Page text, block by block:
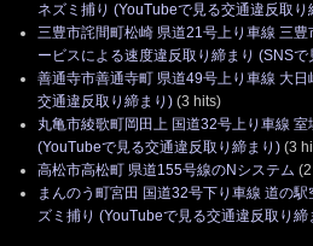
ネズミ捕り (YouTubeで見る交通違反取り
三豊市詫間町松崎 県道21号上り車線 三
ービスによる速度違反取り締まり (SNS
善通寺市善通寺町 県道49号上り車線 大
交通違反取り締まり) (3 hits)
丸亀市綾歌町岡田上 国道32号上り車線
(YouTubeで見る交通違反取り締まり) (3
高松市高松町 県道155号線のNシステム
まんのう町宮田 国道32号下り車線 道の
ズミ捕り (YouTubeで見る交通違反取り締